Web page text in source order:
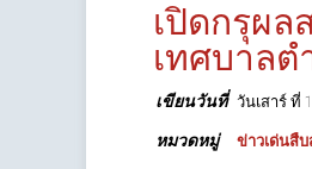
เปิดกรุผล
เทศบาล
เขียนวันที่ วันเสาร์ ที่
หมวดหมู่ ข่าวเด่นสื